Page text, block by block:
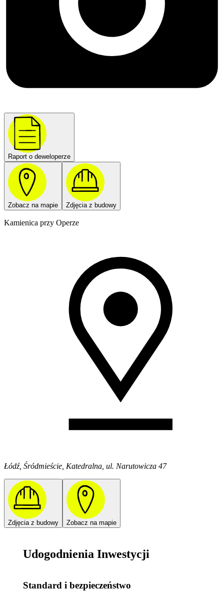
Raport o deweloperze
Zobacz na mapie Zdjęcia z budowy
Kamienica przy Operze
Łódź, Śródmieście, Katedralna, ul. Narutowicza 47
Zdjęcia z budowy Zobacz na mapie
Udogodnienia Inwestycji
Standard i bezpieczeństwo